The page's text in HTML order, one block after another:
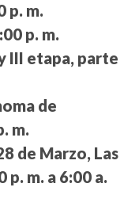
p. m.
p. m.
III etapa, parte
de
m.
de Marzo, Las
p. m. a 6:00 a.